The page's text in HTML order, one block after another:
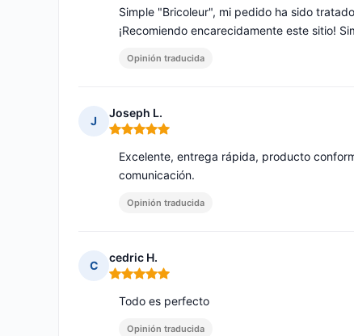
Simple "Bricoleur", mi pedido ha sido
¡Recomiendo encarecidamente este sitio!
Opinión traducida
J
Joseph L.
Nota: 5 de 5
Excelente, entrega rápida, producto
comunicación.
Opinión traducida
C
cedric H.
Nota: 5 de 5
Todo es perfecto
Opinión traducida